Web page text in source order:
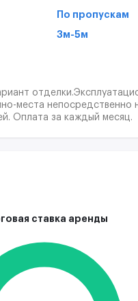
По пропускам
3м-5м
места непосредственно
Оплата за каждый месяц.
ставка аренды